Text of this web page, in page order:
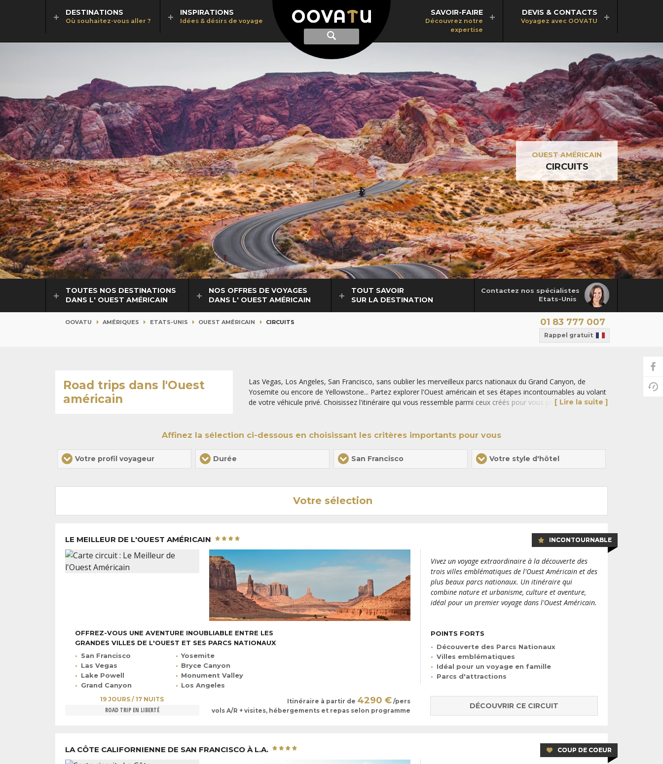
Afficher
recherche
Recherche
DESTINATIONS
Où souhaitez-vous aller ?
INSPIRATIONS
Idées & désirs de voyage
SAVOIR-FAIRE
Découvrez notre
expertise
DEVIS & CONTACTS
Voyagez avec OOVATU
OUEST AMÉRICAIN
CIRCUITS
Contactez nos spécialistes
Etats-Unis
TOUTES NOS DESTINATIONS
DANS L' OUEST AMÉRICAIN
NOS OFFRES DE VOYAGES
DANS L' OUEST AMÉRICAIN
TOUT SAVOIR
SUR LA DESTINATION
OOVATU AMÉRIQUES ETATS-UNIS OUEST AMÉRICAIN CIRCUITS 01 83 777 007
Rappel gratuit
Road trips dans l'Ouest
américain
Las Vegas, Los Angeles, San Francisco, sans oublier les merveilleux parcs nationaux du Grand Canyon, de
Yosemite ou encore de Yellowstone... Partez explorer l'Ouest américain et ses étapes incontournables au volant
de votre véhicule privé. Choisissez l'itinéraire qui vous ressemble parmi ceux créés pour vous par nos conseillers
trips aux USA et préparez votre prochaine grande aventure.
[ Lire la suite ]
Affinez la sélection ci-dessous en choisissant les critères importants pour vous
Votre profil voyageur Durée San Francisco Votre style d'hôtel
Votre sélection
LE MEILLEUR DE L'OUEST AMÉRICAIN INCONTOURNABLE
OFFREZ-VOUS UNE AVENTURE INOUBLIABLE ENTRE LES
GRANDES VILLES DE L'OUEST ET SES PARCS NATIONAUX
San Francisco
Yosemite
Las Vegas
Bryce Canyon
Lake Powell
Monument Valley
Grand Canyon
Los Angeles
Vivez un voyage extraordinaire à la découverte des
trois villes emblématiques de l'Ouest Américain et des
plus beaux parcs nationaux. Un itinéraire qui
combine nature et urbanisme, culture et aventure,
idéal pour un premier voyage dans l'Ouest Américain.
POINTS FORTS
Découverte des Parcs Nationaux
Villes emblématiques
Idéal pour un voyage en famille
Parcs d'attractions
19 JOURS / 17 NUITS
ROAD TRIP EN LIBERTÉ
Itinéraire à partir de 4290 €/pers
vols A/R + visites, hébergements et repas selon programme
DÉCOUVRIR CE CIRCUIT
LA CÔTE CALIFORNIENNE DE SAN FRANCISCO À L.A. COUP DE COEUR